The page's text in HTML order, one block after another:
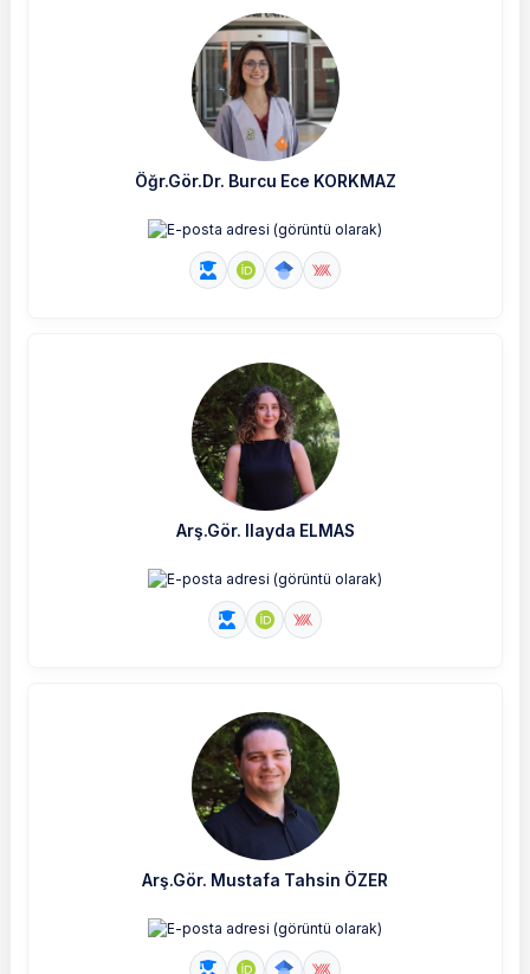
Öğr.Gör.Dr. Burcu Ece KORKMAZ
Arş.Gör. Ilayda ELMAS
Arş.Gör. Mustafa Tahsin ÖZER